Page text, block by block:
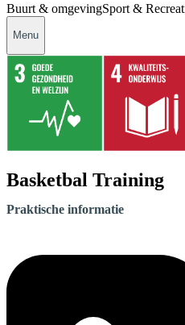
Buurt & omgevingSport &
Menu
Basketbal Training
Praktische informatie